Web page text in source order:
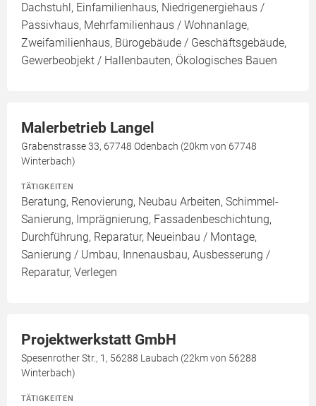
Dachstuhl, Einfamilienhaus, Niedrigenergiehaus /
Passivhaus, Mehrfamilienhaus / Wohnanlage,
Zweifamilienhaus, Bürogebäude / Geschäftsgebäude,
Gewerbeobjekt / Hallenbauten, Ökologisches Bauen
Malerbetrieb Langel
Grabenstrasse 33, 67748 Odenbach (20km von 67748
Winterbach)
TÄTIGKEITEN
Beratung, Renovierung, Neubau Arbeiten, Schimmel-
Sanierung, Imprägnierung, Fassadenbeschichtung,
Durchführung, Reparatur, Neueinbau / Montage,
Sanierung / Umbau, Innenausbau, Ausbesserung /
Reparatur, Verlegen
Projektwerkstatt GmbH
Spesenrother Str., 1, 56288 Laubach (22km von 56288
Winterbach)
TÄTIGKEITEN